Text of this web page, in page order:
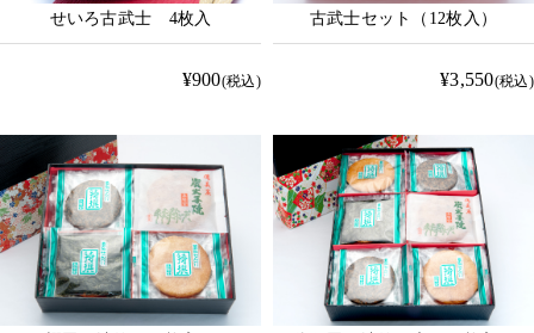
せいろ古武士 4枚入
¥900(税込)
古武士セット（12枚入）
¥3,550(税込)